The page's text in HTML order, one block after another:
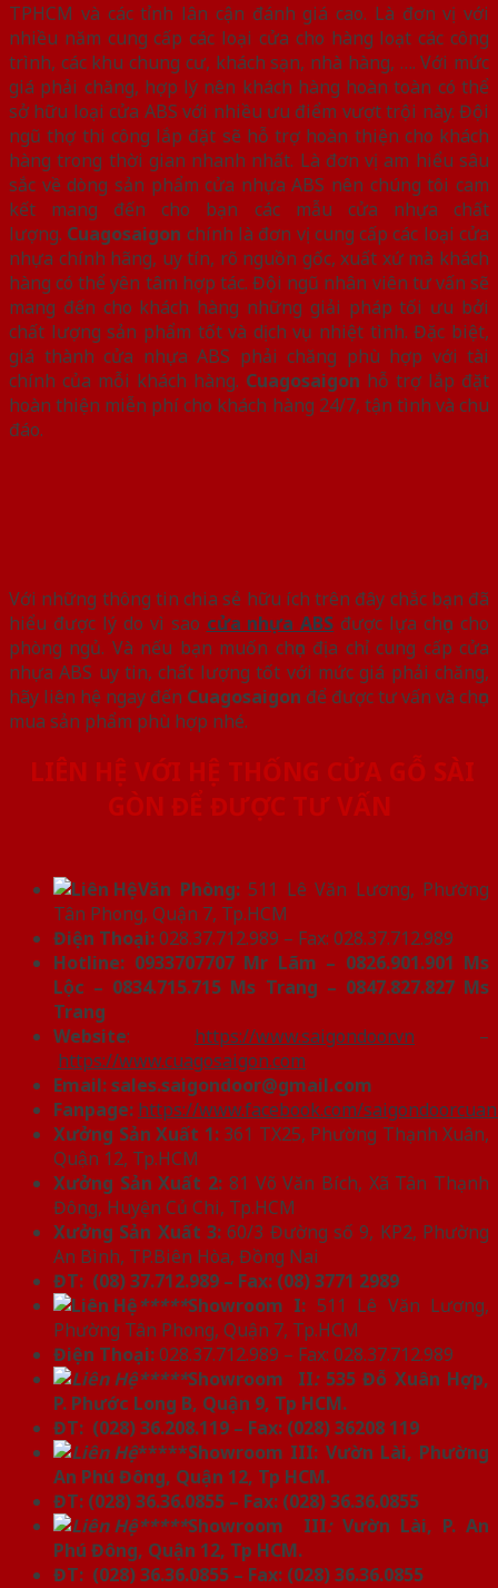
TPHCM và các tỉnh lân cận đánh giá cao. Là đơn vị với
nhiều năm cung cấp các loại cửa cho hàng loạt các công
trình, các khu chung cư, khách sạn, nhà hàng, …. Với mức
giá phải chăng, hợp lý nên khách hàng hoàn toàn có thể
sở hữu loại cửa ABS với nhiều ưu điểm vượt trội này. Đội
ngũ thợ thi công lắp đặt sẽ hỗ trợ hoàn thiện cho khách
hàng trong thời gian nhanh nhất. Là đơn vị am hiểu sâu
sắc về dòng sản phẩm cửa nhựa ABS nên chúng tôi cam
kết mang đến cho bạn các mẫu cửa nhựa chất
lượng. Cuagosaigon chính là đơn vị cung cấp các loại cửa
nhựa chính hãng, uy tín, rõ nguồn gốc, xuất xứ mà khách
hàng có thể yên tâm hợp tác. Đội ngũ nhân viên tư vấn sẽ
mang đến cho khách hàng những giải pháp tối ưu bởi
chất lượng sản phẩm tốt và dịch vụ nhiệt tình. Đặc biệt,
giá thành cửa nhựa ABS phải chăng phù hợp với tài
chính của mỗi khách hàng. Cuagosaigon hỗ trợ lắp đặt
hoàn thiện miễn phí cho khách hàng 24/7, tận tình và chu
đáo.
Với những thông tin chia sẻ hữu ích trên đây chắc bạn đã
hiểu được lý do vì sao cửa nhựa ABS được lựa chọn cho
phòng ngủ. Và nếu bạn muốn chọn địa chỉ cung cấp cửa
nhựa ABS uy tin, chất lượng tốt với mức giá phải chăng,
hãy liên hệ ngay đến Cuagosaigon để được tư vấn và chọn
mua sản phẩm phù hợp nhé.
LIÊN HỆ VỚI HỆ THỐNG CỬA GỖ SÀI
GÒN ĐỂ ĐƯỢC TƯ VẤN
Văn Phòng:511 Lê Văn Lương, Phường
Tân Phong, Quận 7, Tp.HCM
Điện Thoại:028.37.712.989 – Fax: 028.37.712.989
Hotline: 0933707707 Mr Lãm – 0826.901.901 Ms
Lộc – 0834.715.715 Ms Trang – 0847.827.827 Ms
Trang
Website: https://www.saigondoor.vn –
https://www.cuagosaigon.com
Email:sales.saigondoor@gmail.com
Fanpage: https://www.facebook.com/
Xưởng Sản Xuất 1:361 TX25, Phường Thạnh Xuân,
Quận 12, Tp.HCM
Xưởng Sản Xuất 2: 81 Võ Văn Bích, Xã Tân Thạnh
Đông, Huyện Củ Chi, Tp.HCM
Xưởng Sản Xuất 3: 60/3 Đường số 9, KP2, Phường
An Bình, TP.Biên Hòa, Đồng Nai
ĐT: (08) 37.712.989 – Fax: (08) 3771 2989
*****Showroom I: 511 Lê Văn Lương,
Phường Tân Phong, Quận 7, Tp.HCM
Điện Thoại:028.37.712.989 – Fax: 028.37.712.989
*****Showroom II:535 Đỗ Xuân Hợp,
P. Phước Long B, Quận 9, Tp HCM.
ĐT: (028) 36.208.119 – Fax: (028) 36208 119
*****Showroom III: Vườn Lài, Phường
An Phú Đông, Quận 12, Tp HCM.
ĐT: (028) 36.36.0855 – Fax: (028) 36.36.0855
*****Showroom III:Vườn Lài, P. An
Phú Đông, Quận 12, Tp HCM.
ĐT: (028) 36.36.0855 – Fax: (028) 36.36.0855